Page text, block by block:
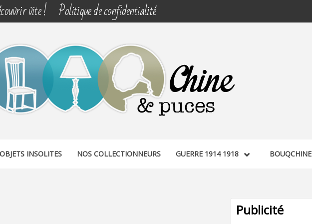
vite ! Politique de confidentialité
PUCES
OBJETS INSOLITES NOS COLLECTIONNEURS GUERRE 1914 1918 BOUQCHINE
Publicité